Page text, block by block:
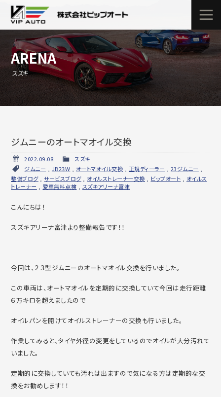
ARENA
スズキ
ジムニーのオートマオイル交換
2022.09.08
スズキ
ジムニー
JB23W オートマオイル交換 正規ディーラー 23ジムニー
整備ブログ,サービスブログ, オイルストレーナー交換 ビップオート
オイルス
トレーナー
愛車無料点検 スズキアリーナ富津
こんにちは！
スズキアリーナ富津より整備報告です！！
今回は、２３型ジムニーのオートマオイル交換を行いました。
この車両は、オートマオイルを定期的に交換していて今回は走行距離
６万キロを超えましたので
オイルパンを開けてオイルストレーナーの交換も行いました。
作業してみると、タイヤ外径の変更をしているのでオイルが大分汚れて
いました。
定期的に交換していても汚れは出ますので気になる方は定期的な交
換をお勧めします！！